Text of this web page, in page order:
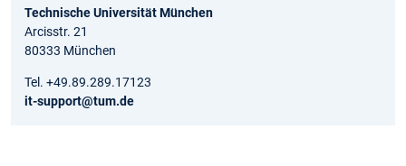
Technische Universität München
Arcisstr. 21
80333 München
Tel. +49.89.289.17123
it-support@tum.de